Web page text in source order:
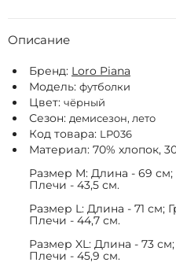
Описание
Бренд: Loro Piana
Модель: футболки
Цвет: чёрный
Сезон: демисезон, лето
Код товара: LP036
Материал: 70% хлопок,
Размер M: Длина - 69 см;
Плечи - 43,5 см.
Размер L: Длина - 71 см;
Плечи - 44,7 см.
Размер XL: Длина - 73 см;
Плечи - 45,9 см.